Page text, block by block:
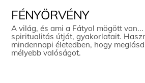
content
FÉNYÖRVÉNY
A világ, és ami a Fátyol mögött van...
spiritualitás útját, gyakorlatait.
mindennapi életedben, hogy
mélyebb valóságot.